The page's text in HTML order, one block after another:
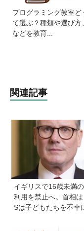
プログラミング教室ど
て選ぶ？種類や選び方
などを教育...
関連記事
イギリスで16歳未満
利用を禁止へ。首相は
Sは子どもたちを不幸